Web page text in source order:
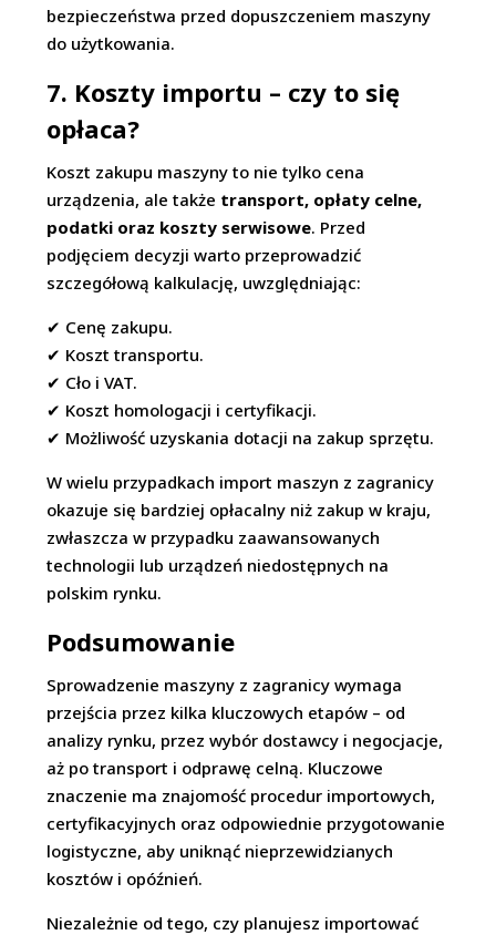
bezpieczeństwa przed dopuszczeniem maszyny
do użytkowania.
7. Koszty importu – czy to się
opłaca?
Koszt zakupu maszyny to nie tylko cena
urządzenia, ale także transport, opłaty celne,
podatki oraz koszty serwisowe. Przed
podjęciem decyzji warto przeprowadzić
szczegółową kalkulację, uwzględniając:
✔ Cenę zakupu.
✔ Koszt transportu.
✔ Cło i VAT.
✔ Koszt homologacji i certyfikacji.
✔ Możliwość uzyskania dotacji na zakup sprzętu.
W wielu przypadkach import maszyn z zagranicy
okazuje się bardziej opłacalny niż zakup w kraju,
zwłaszcza w przypadku zaawansowanych
technologii lub urządzeń niedostępnych na
polskim rynku.
Podsumowanie
Sprowadzenie maszyny z zagranicy wymaga
przejścia przez kilka kluczowych etapów – od
analizy rynku, przez wybór dostawcy i negocjacje,
aż po transport i odprawę celną. Kluczowe
znaczenie ma znajomość procedur importowych,
certyfikacyjnych oraz odpowiednie przygotowanie
logistyczne, aby uniknąć nieprzewidzianych
kosztów i opóźnień.
Niezależnie od tego, czy planujesz importować